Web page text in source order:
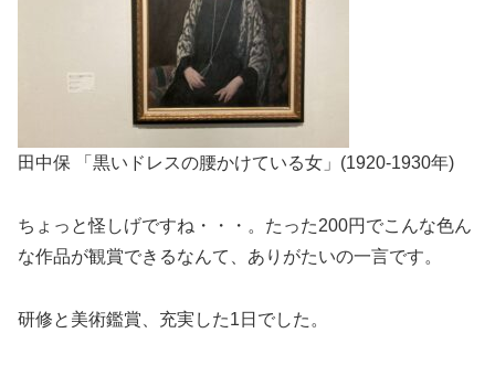
田中保 「黒いドレスの腰かけている女」(1920-1930年)
ちょっと怪しげですね・・・。たった200円でこんな色ん
な作品が観賞できるなんて、ありがたいの一言です。
研修と美術鑑賞、充実した1日でした。